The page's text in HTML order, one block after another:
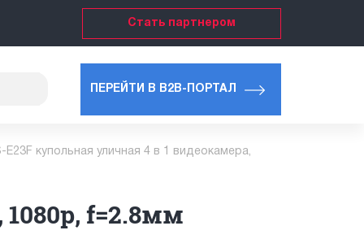
Стать партнером
ПЕРЕЙТИ В B2B-ПОРТАЛ
E23F купольная уличная 4 в 1 видеокамера,
f=2.8мм